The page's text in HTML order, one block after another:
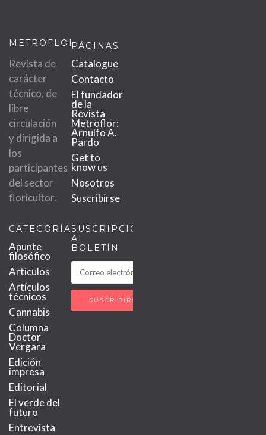
METROFLOR
Revista de
carácter
técnico, de
libre
circulación
y dirigida a
los
participantes
del sector
floricultor.
PÁGINAS
Catalogue
Contacto
El fundador
de la
Revista
Metroflor:
Arnulfo A.
Pardo
Get to
know us
Nosotros
Suscribirse
CATEGORÍAS
Apunte
filosófico
Artículos
Artículos
técnicos
Cannabis
Columna
Doctor
Vergara
Edición
impresa
Editorial
El verde del
futuro
Entrevista
SUSCRIPCIÓN
AL
BOLETÍN